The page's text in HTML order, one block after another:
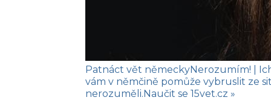
Patnáct vět německyNerozumím!
|
vám v němčině pomůže vybruslit ze
nerozuměli.Naučit se 15vet.cz »